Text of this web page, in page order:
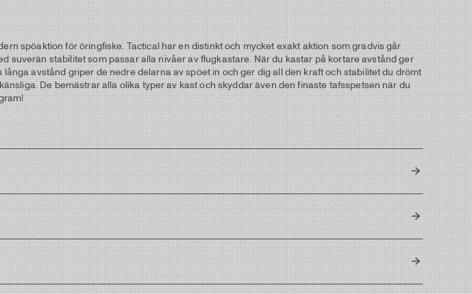
spöaktion för öringfiske. Tactical har en distinkt och mycket exakt aktion som gradvis går
suverän stabilitet som passar alla nivåer av flugkastare. När du kastar på kortare avstånd ger
avstånd griper de nedre delarna av spöet in och ger dig all den kraft och stabilitet du drömt
De bemästrar alla olika typer av kast och skyddar även den finaste tafsspetsen när du
drillar fisk.
vattnet.
metallic trim i ljus guld.
4